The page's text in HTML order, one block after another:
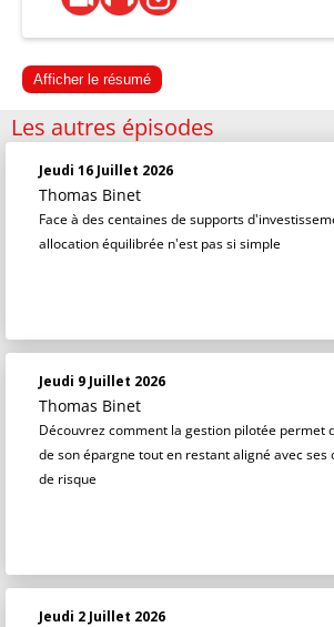
Afficher le résumé
Les autres épisodes
Jeudi 16 Juillet 2026
Thomas Binet
Face à des centaines de supports
allocation équilibrée n'est pas si simple
Jeudi 9 Juillet 2026
Thomas Binet
Découvrez comment la gestion pilotée permet
de son épargne tout en restant aligné avec ses
de risque
Jeudi 2 Juillet 2026